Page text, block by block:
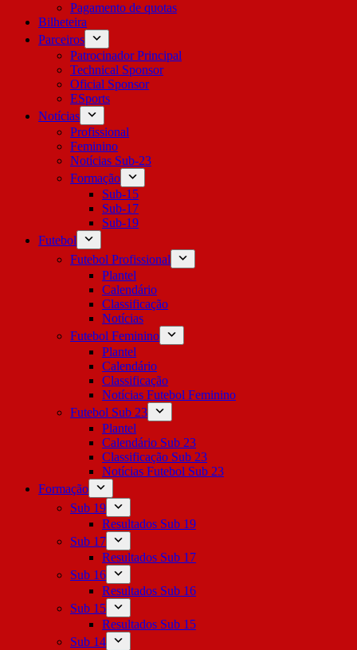
Pagamento de quotas
Bilheteira
Parceiros
Patrocinador Principal
Technical Sponsor
Oficial Sponsor
ESports
Notícias
Profissional
Feminino
Notícias Sub-23
Formação
Sub-15
Sub-17
Sub-19
Futebol
Futebol Profissional
Plantel
Calendário
Classificação
Notícias
Futebol Feminino
Plantel
Calendário
Classificação
Notícias Futebol Feminino
Futebol Sub 23
Plantel
Calendário Sub 23
Classificação Sub 23
Notícias Futebol Sub 23
Formação
Sub 19
Resultados Sub 19
Sub 17
Resultados Sub 17
Sub 16
Resultados Sub 16
Sub 15
Resultados Sub 15
Sub 14